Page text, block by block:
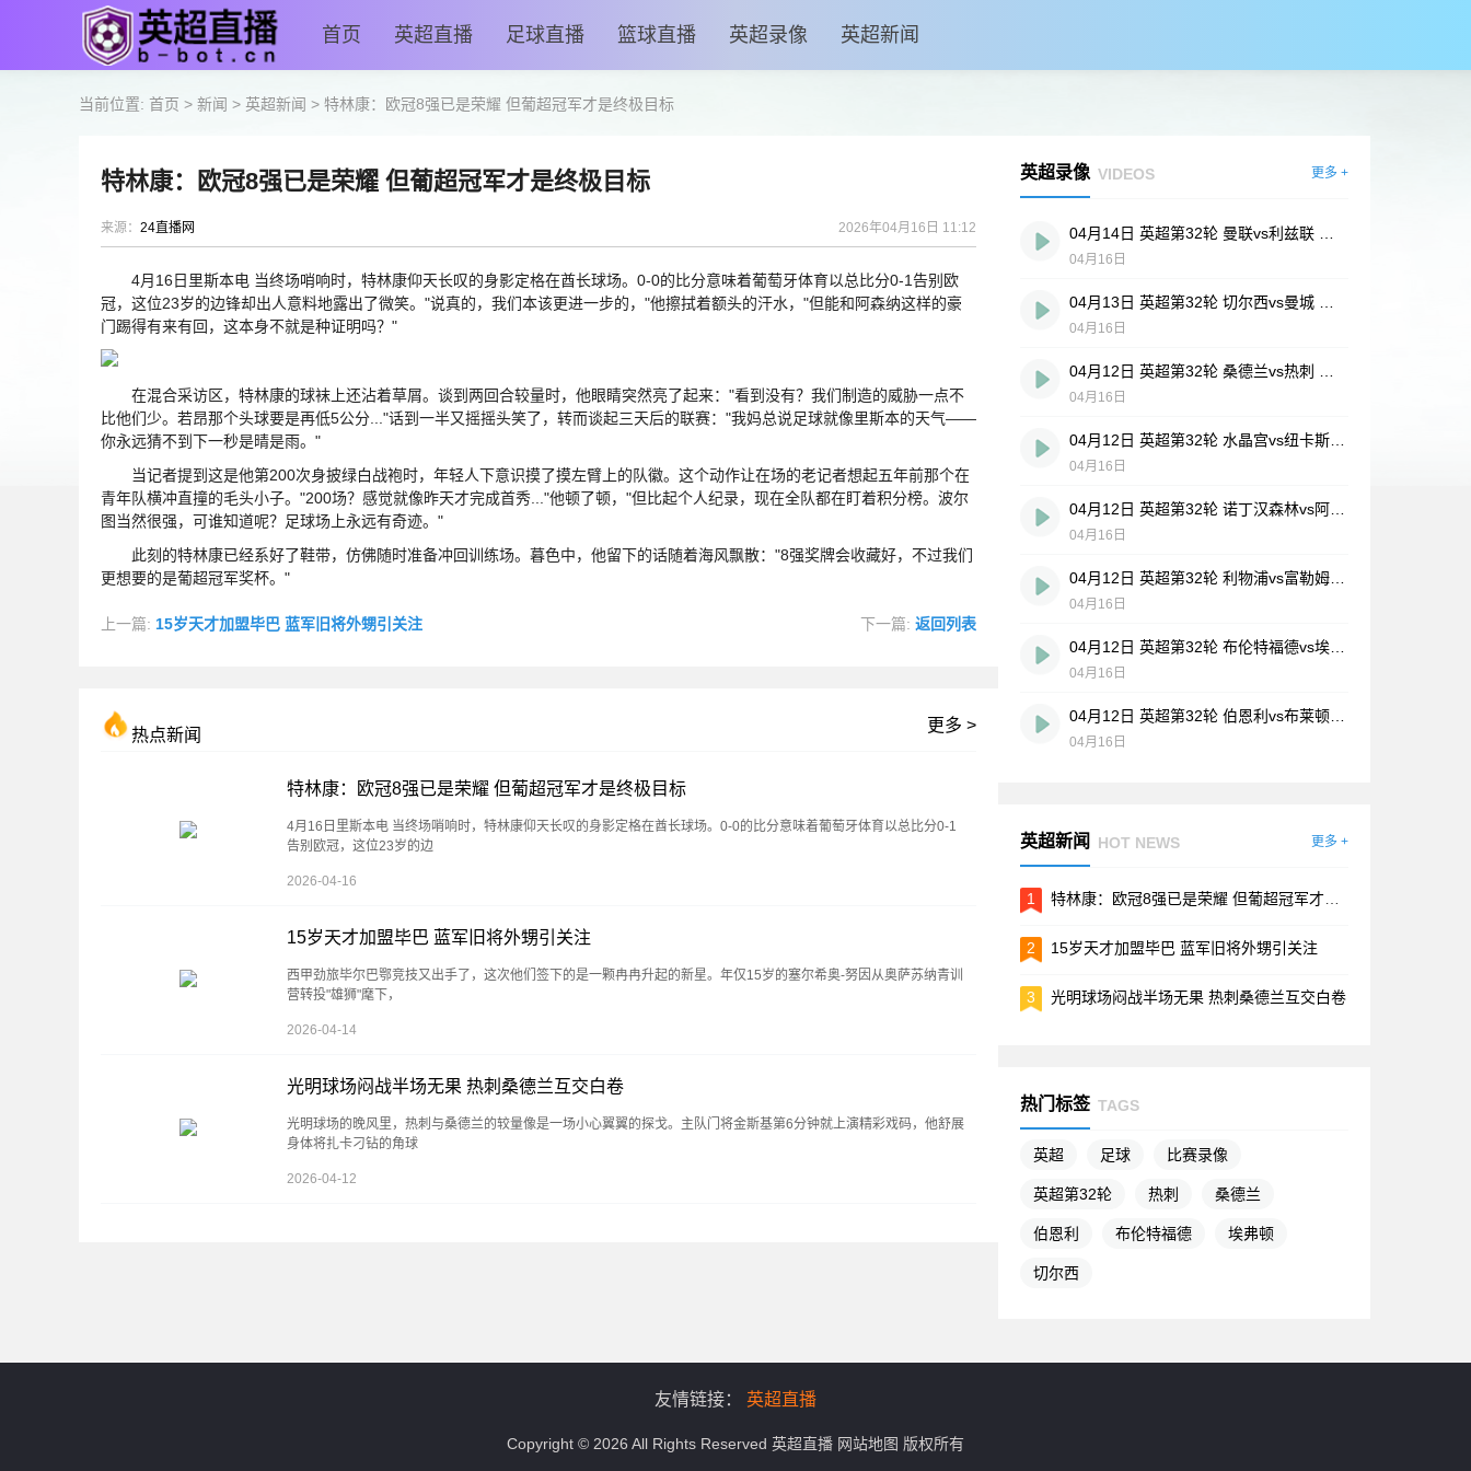
首页 英超直播 足球直播 篮球直播 英超录像 英超新闻
当前位置: 首页 > 新闻 > 英超新闻 > 特林康：欧冠8强已是荣耀 但葡超冠军才是终极目标
特林康：欧冠8强已是荣耀 但葡超冠军才是终极目标
来源： 24直播网 2026年04月16日 11:12
4月16日里斯本电 当终场哨响时，特林康仰天长叹的身影定格在酋长球场。0-0的比分意味着葡萄牙体育以总比分0-1告别欧
冠，这位23岁的边锋却出人意料地露出了微笑。"说真的，我们本该更进一步的，"他擦拭着额头的汗水，"但能和阿森纳这样的豪
门踢得有来有回，这本身不就是种证明吗？"
在混合采访区，特林康的球袜上还沾着草屑。谈到两回合较量时，他眼睛突然亮了起来："看到没有？我们制造的威胁一点不
比他们少。若昂那个头球要是再低5公分..."话到一半又摇摇头笑了，转而谈起三天后的联赛："我妈总说足球就像里斯本的天气——
你永远猜不到下一秒是晴是雨。"
当记者提到这是他第200次身披绿白战袍时，年轻人下意识摸了摸左臂上的队徽。这个动作让在场的老记者想起五年前那个在
青年队横冲直撞的毛头小子。"200场？感觉就像昨天才完成首秀..."他顿了顿，"但比起个人纪录，现在全队都在盯着积分榜。波尔
图当然很强，可谁知道呢？足球场上永远有奇迹。"
此刻的特林康已经系好了鞋带，仿佛随时准备冲回训练场。暮色中，他留下的话随着海风飘散："8强奖牌会收藏好，不过我们
更想要的是葡超冠军奖杯。"
上一篇: 15岁天才加盟毕巴 蓝军旧将外甥引关注 下一篇: 返回列表
热点新闻
更多 >
特林康：欧冠8强已是荣耀 但葡超冠军才是终极目标
4月16日里斯本电 当终场哨响时，特林康仰天长叹的身影定格在酋长球场。0-0的比分意味着葡萄牙体育以总比分0-1
告别欧冠，这位23岁的边
2026-04-16
15岁天才加盟毕巴 蓝军旧将外甥引关注
西甲劲旅毕尔巴鄂竞技又出手了，这次他们签下的是一颗冉冉升起的新星。年仅15岁的塞尔希奥-努因从奥萨苏纳青训
营转投"雄狮"麾下，
2026-04-14
光明球场闷战半场无果 热刺桑德兰互交白卷
光明球场的晚风里，热刺与桑德兰的较量像是一场小心翼翼的探戈。主队门将金斯基第6分钟就上演精彩戏码，他舒展
身体将扎卡刁钻的角球
2026-04-12
英超录像 VIDEOS 更多 +
04月16日
04月16日
04月16日
04月16日
04月16日
04月16日
04月16日
04月16日
英超新闻 HOT NEWS 更多 +
1 特林康：欧冠8强已是荣耀 但葡超冠军才是终极目标
2 15岁天才加盟毕巴 蓝军旧将外甥引关注
3 光明球场闷战半场无果 热刺桑德兰互交白卷
热门标签 TAGS
英超 足球 比赛录像
英超第32轮 热刺 桑德兰
伯恩利 布伦特福德 埃弗顿
切尔西
友情链接： 英超直播
Copyright © 2026 All Rights Reserved 英超直播 网站地图 版权所有